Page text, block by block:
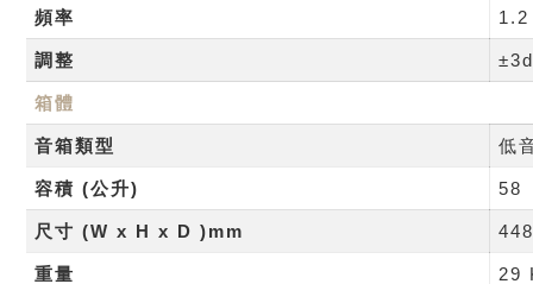
頻率
調整
箱體
音箱類型 低
容積 (公升) 58
尺寸 (W x H x D )mm
重量 29